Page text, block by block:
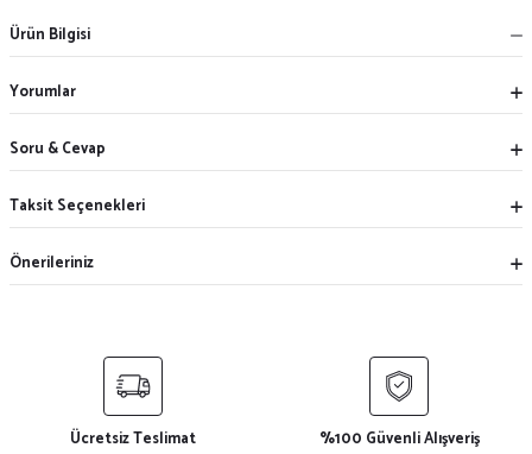
Ürün Bilgisi
Yorumlar
Soru & Cevap
Taksit Seçenekleri
Önerileriniz
Ücretsiz Teslimat %100 Güvenli Alışveriş